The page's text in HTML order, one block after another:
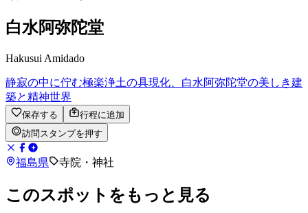
白水阿弥陀堂
Hakusui Amidado
静寂の中に佇む極楽浄土の具現化、白水阿弥陀堂の美しき建
築と精神世界
保存する
行程に追加
訪問スタンプを押す
福島県 寺院・神社
このスポットをもっと見る